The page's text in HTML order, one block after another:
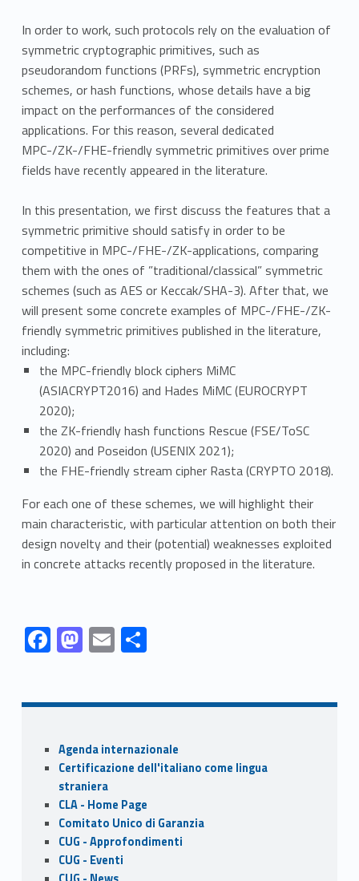
In order to work, such protocols rely on the evaluation of
symmetric cryptographic primitives, such as
pseudorandom functions (PRFs), symmetric encryption
schemes, or hash functions, whose details have a big
impact on the performances of the considered
applications. For this reason, several dedicated
MPC-/ZK-/FHE-friendly symmetric primitives over prime
fields have recently appeared in the literature.
In this presentation, we first discuss the features that a
symmetric primitive should satisfy in order to be
competitive in MPC-/FHE-/ZK-applications, comparing
them with the ones of ”traditional/classical” symmetric
schemes (such as AES or Keccak/SHA-3). After that, we
will present some concrete examples of MPC-/FHE-/ZK-
friendly symmetric primitives published in the literature,
including:
the MPC-friendly block ciphers MiMC
(ASIACRYPT2016) and Hades MiMC (EUROCRYPT
2020);
the ZK-friendly hash functions Rescue (FSE/ToSC
2020) and Poseidon (USENIX 2021);
the FHE-friendly stream cipher Rasta (CRYPTO 2018).
For each one of these schemes, we will highlight their
main characteristic, with particular attention on both their
design novelty and their (potential) weaknesses exploited
in concrete attacks recently proposed in the literature.
Link identifier #identifier__187270-1 F
ac
b
o
o
k
Link identifier #identifier__106451-2 M
as
d
o
n
Link identifier #identifier__187622-3 E
m
l
Link identifier #identifier__119951-4 S
h
e
Sidebar
Agenda internazionale
Certificazione dell'italiano come lingua
straniera
CLA - Home Page
Comitato Unico di Garanzia
CUG - Approfondimenti
CUG - Eventi